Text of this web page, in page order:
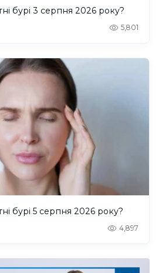
бурі 3 серпня 2026 року?
5,801
бурі 5 серпня 2026 року?
4,897